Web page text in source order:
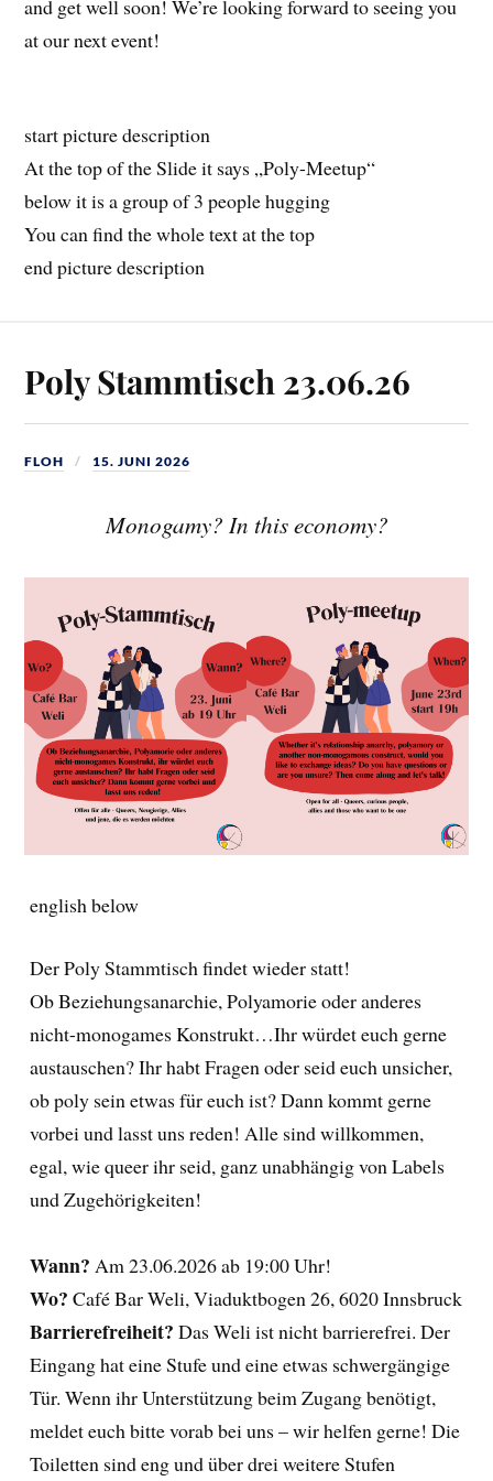
and get well soon! We’re looking forward to seeing you
at our next event!
start picture description
At the top of the Slide it says „Poly-Meetup“
below it is a group of 3 people hugging
You can find the whole text at the top
end picture description
Poly Stammtisch 23.06.26
FLOH 15. JUNI 2026
Monogamy? In this economy?
english below
Der Poly Stammtisch findet wieder statt!
Ob Beziehungsanarchie, Polyamorie oder anderes
nicht-monogames Konstrukt…Ihr würdet euch gerne
austauschen? Ihr habt Fragen oder seid euch unsicher,
ob poly sein etwas für euch ist? Dann kommt gerne
vorbei und lasst uns reden! Alle sind willkommen,
egal, wie queer ihr seid, ganz unabhängig von Labels
und Zugehörigkeiten!
Wann?Am 23.06.2026 ab 19:00 Uhr!
Wo?Café Bar Weli, Viaduktbogen 26, 6020 Innsbruck
Barrierefreiheit? Das Weli ist nicht barrierefrei. Der
Eingang hat eine Stufe und eine etwas schwergängige
Tür. Wenn ihr Unterstützung beim Zugang benötigt,
meldet euch bitte vorab bei uns – wir helfen gerne! Die
Toiletten sind eng und über drei weitere Stufen